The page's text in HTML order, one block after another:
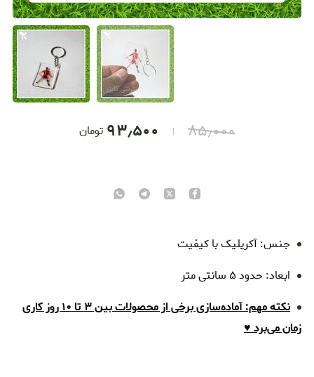
۸۵٫۰۰۰ ۹۳٫۵۰۰ تومان
جنس: آکریلیک با کیفیت
ابعاد: حدود ۵ سانتی متر
نکته مهم: آماده‌سازی برخی از محصولات بین ۳ تا ۱۰ روز کاری
زمان می‌برد ♥